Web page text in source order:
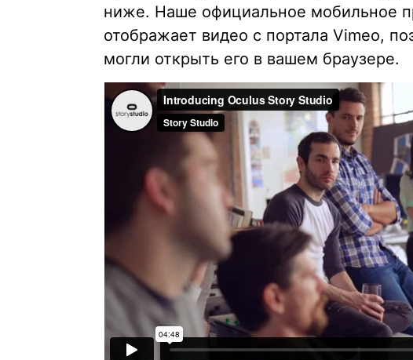
ниже. Наше официальное мобильное
отображает видео с портала Vimeo,
могли открыть его в вашем браузере.